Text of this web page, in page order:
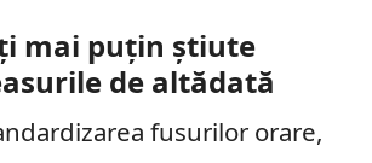
mai puțin știute
de altădată
fusurilor orare,